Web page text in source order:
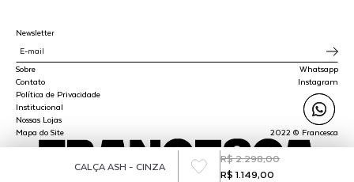
CALÇA ASH - CINZA
R$ 2.298,00
R$ 1.149,00
Sobre
Contato
Política de Privacidade
Institucional
Nossas Lojas
Mapa do Site
Whatsapp
Instagram
2022 © Francesca
Newsletter
SPLY STUDIO LTDA - CNPJ 45.510.647/0001-00